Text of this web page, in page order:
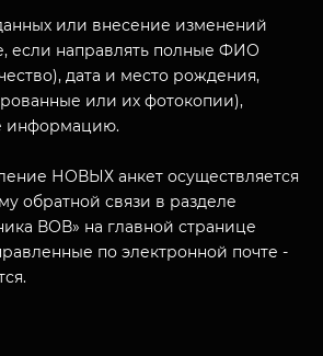
или внесение изменений
если направлять полные ФИО
дата и место рождения,
или их фотокопии),
информацию.
НОВЫХ анкет осуществляется
обратной связи в разделе
ВОВ» на главной странице
по электронной почте -